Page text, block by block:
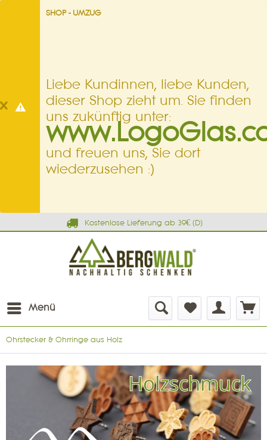
SHOP - UMZUG
Liebe Kundinnen, liebe Kunden,
dieser Shop zieht um. Sie finden
uns zukünftig unter:
und freuen uns, Sie dort
wiederzusehen :)
Kostenlose Lieferung ab 39€ (D)
Menü
Ohrstecker & Ohrringe aus Holz